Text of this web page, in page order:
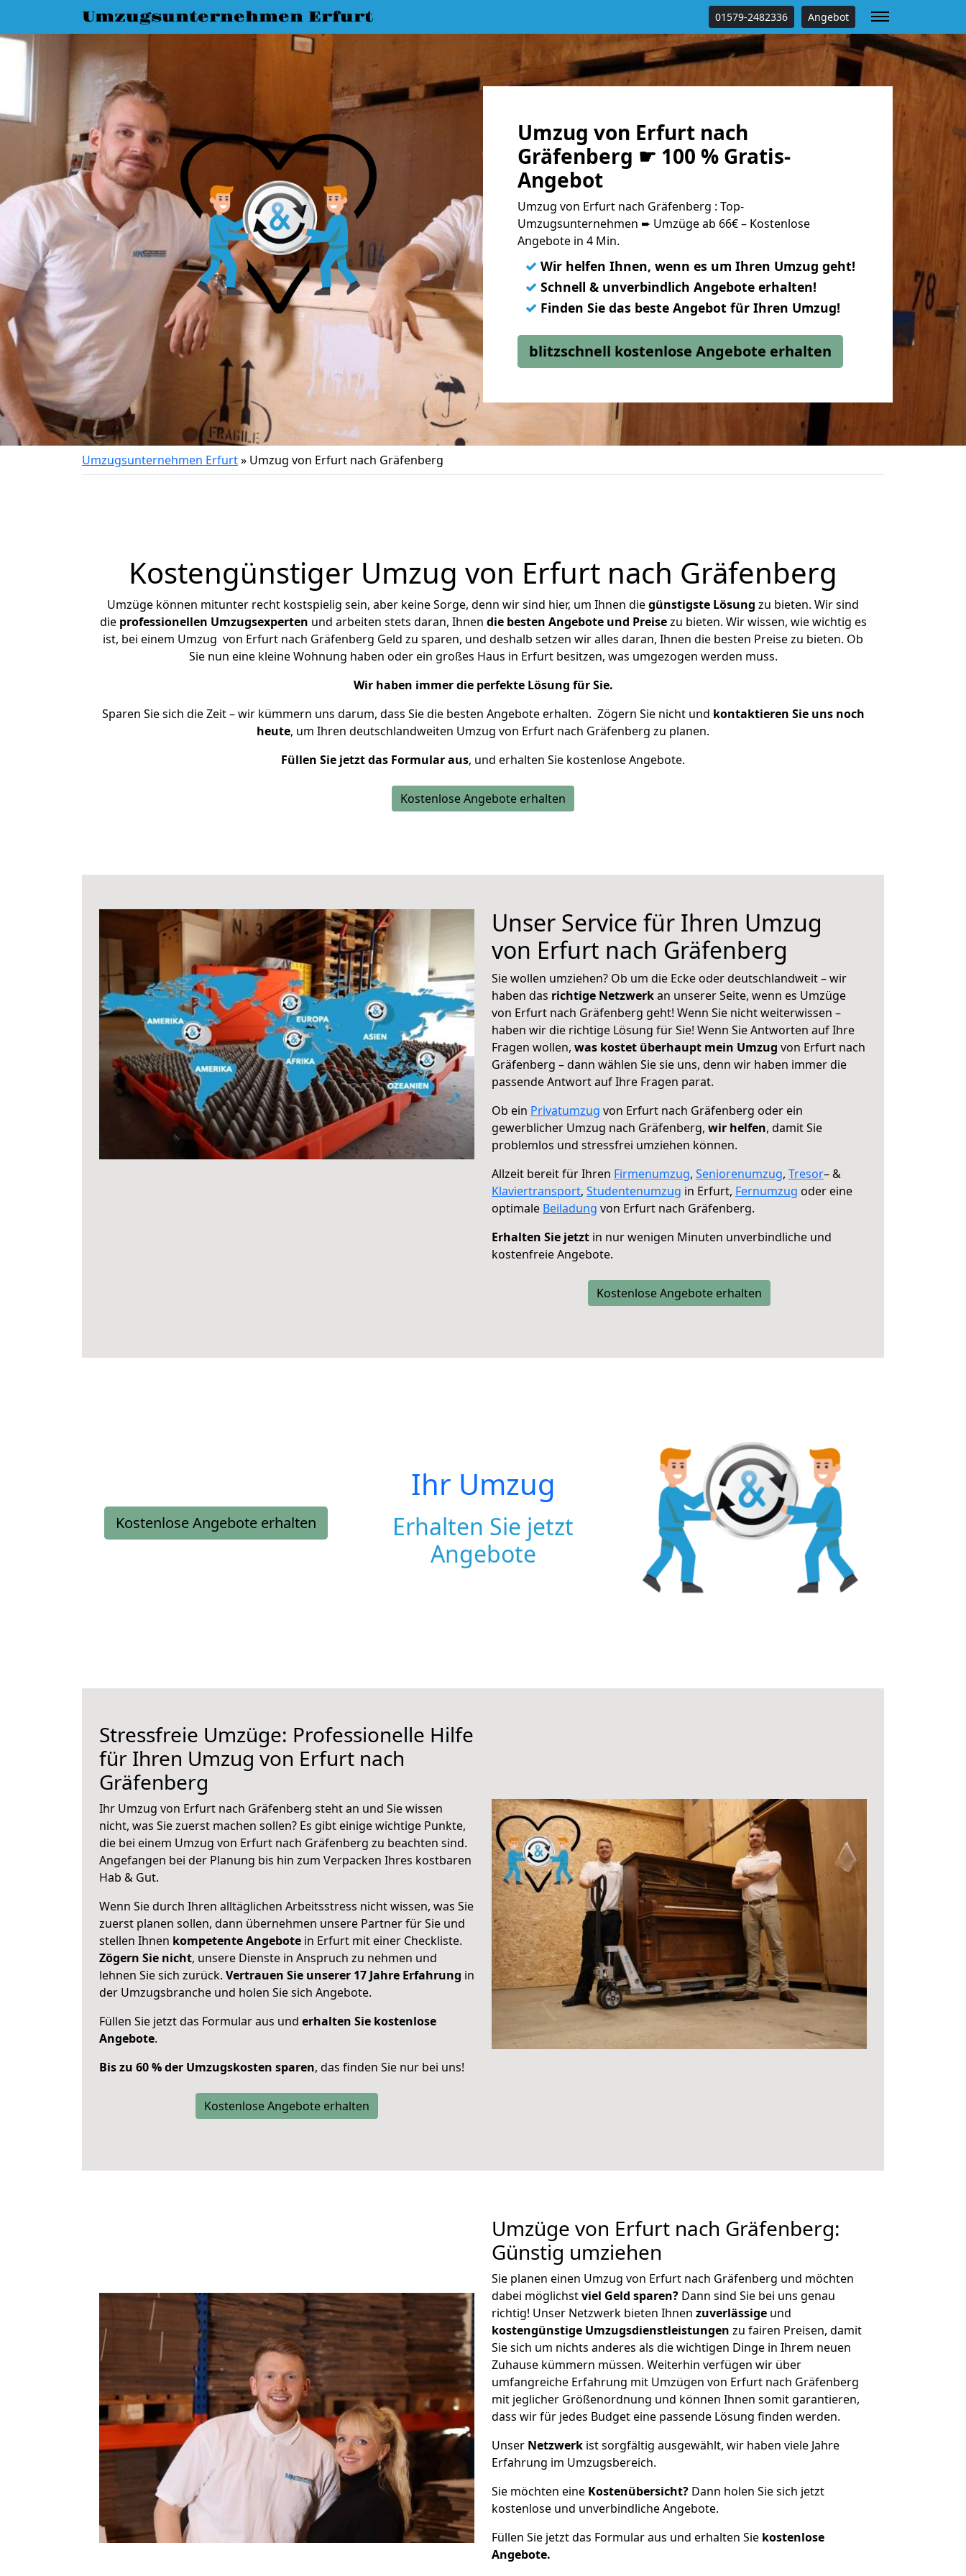
Umzugsunternehmen Erfurt 01579-2482336 Angebot
Umzug von Erfurt nach
Gräfenberg ☛ 100 % Gratis-
Angebot
Umzug von Erfurt nach Gräfenberg : Top-
Umzugsunternehmen ➨ Umzüge ab 66€ – Kostenlose
Angebote in 4 Min.
✓ Wir helfen Ihnen, wenn es um Ihren Umzug geht!
✓ Schnell & unverbindlich Angebote erhalten!
✓ Finden Sie das beste Angebot für Ihren Umzug!
blitzschnell kostenlose Angebote erhalten
Umzugsunternehmen Erfurt» Umzug von Erfurt nach Gräfenberg
Kostengünstiger Umzug von Erfurt nach Gräfenberg
Umzüge können mitunter recht kostspielig sein, aber keine Sorge, denn wir sind hier, um Ihnen diegünstigste Lösung zu bieten. Wir sind
die professionellen Umzugsexperten und arbeiten stets daran, Ihnen die besten Angebote und Preisezu bieten. Wir wissen, wie wichtig es
ist, bei einem Umzug von Erfurt nach Gräfenberg Geld zu sparen, und deshalb setzen wir alles daran, Ihnen die besten Preise zu bieten. Ob
Sie nun eine kleine Wohnung haben oder ein großes Haus in Erfurt besitzen, was umgezogen werden muss.
Wir haben immer die perfekte Lösung für Sie.
Sparen Sie sich die Zeit – wir kümmern uns darum, dass Sie die besten Angebote erhalten. Zögern Sie nicht und kontaktieren Sie uns noch
heute, um Ihren deutschlandweiten Umzug von Erfurt nach Gräfenberg zu planen.
Füllen Sie jetzt das Formular aus, und erhalten Sie kostenlose Angebote.
Kostenlose Angebote erhalten
Unser Service für Ihren Umzug
von Erfurt nach Gräfenberg
Sie wollen umziehen? Ob um die Ecke oder deutschlandweit – wir
haben das richtige Netzwerkan unserer Seite, wenn es Umzüge
von Erfurt nach Gräfenberg geht! Wenn Sie nicht weiterwissen –
haben wir die richtige Lösung für Sie! Wenn Sie Antworten auf Ihre
Fragen wollen, was kostet überhaupt mein Umzug von Erfurt nach
Gräfenberg – dann wählen Sie sie uns, denn wir haben immer die
passende Antwort auf Ihre Fragen parat.
Ob ein Privatumzug von Erfurt nach Gräfenberg oder ein
gewerblicher Umzug nach Gräfenberg, wir helfen, damit Sie
problemlos und stressfrei umziehen können.
Allzeit bereit für Ihren Firmenumzug, Seniorenumzug, Tresor– &
Klaviertransport, Studentenumzug in Erfurt, Fernumzug oder eine
optimale Beiladung von Erfurt nach Gräfenberg.
Erhalten Sie jetzt in nur wenigen Minuten unverbindliche und
kostenfreie Angebote.
Kostenlose Angebote erhalten
Kostenlose Angebote erhalten
Ihr Umzug
Erhalten Sie jetzt
Angebote
Stressfreie Umzüge: Professionelle Hilfe
für Ihren Umzug von Erfurt nach
Gräfenberg
Ihr Umzug von Erfurt nach Gräfenberg steht an und Sie wissen
nicht, was Sie zuerst machen sollen? Es gibt einige wichtige Punkte,
die bei einem Umzug von Erfurt nach Gräfenberg zu beachten sind.
Angefangen bei der Planung bis hin zum Verpacken Ihres kostbaren
Hab & Gut.
Wenn Sie durch Ihren alltäglichen Arbeitsstress nicht wissen, was Sie
zuerst planen sollen, dann übernehmen unsere Partner für Sie und
stellen Ihnen kompetente Angebote in Erfurt mit einer Checkliste.
Zögern Sie nicht, unsere Dienste in Anspruch zu nehmen und
lehnen Sie sich zurück. Vertrauen Sie unserer 17 Jahre Erfahrung in
der Umzugsbranche und holen Sie sich Angebote.
Füllen Sie jetzt das Formular aus und erhalten Sie kostenlose
Angebote.
Bis zu 60 % der Umzugskosten sparen, das finden Sie nur bei uns!
Kostenlose Angebote erhalten
Umzüge von Erfurt nach Gräfenberg:
Günstig umziehen
Sie planen einen Umzug von Erfurt nach Gräfenberg und möchten
dabei möglichstviel Geld sparen? Dann sind Sie bei uns genau
richtig! Unser Netzwerk bieten Ihnen zuverlässige und
kostengünstige Umzugsdienstleistungen zu fairen Preisen, damit
Sie sich um nichts anderes als die wichtigen Dinge in Ihrem neuen
Zuhause kümmern müssen. Weiterhin verfügen wir über
umfangreiche Erfahrung mit Umzügen von Erfurt nach Gräfenberg
mit jeglicher Größenordnung und können Ihnen somit garantieren,
dass wir für jedes Budget eine passende Lösung finden werden.
Unser Netzwerk ist sorgfältig ausgewählt, wir haben viele Jahre
Erfahrung im Umzugsbereich.
Sie möchten eine Kostenübersicht? Dann holen Sie sich jetzt
kostenlose und unverbindliche Angebote.
Füllen Sie jetzt das Formular aus und erhalten Sie kostenlose
Angebote.